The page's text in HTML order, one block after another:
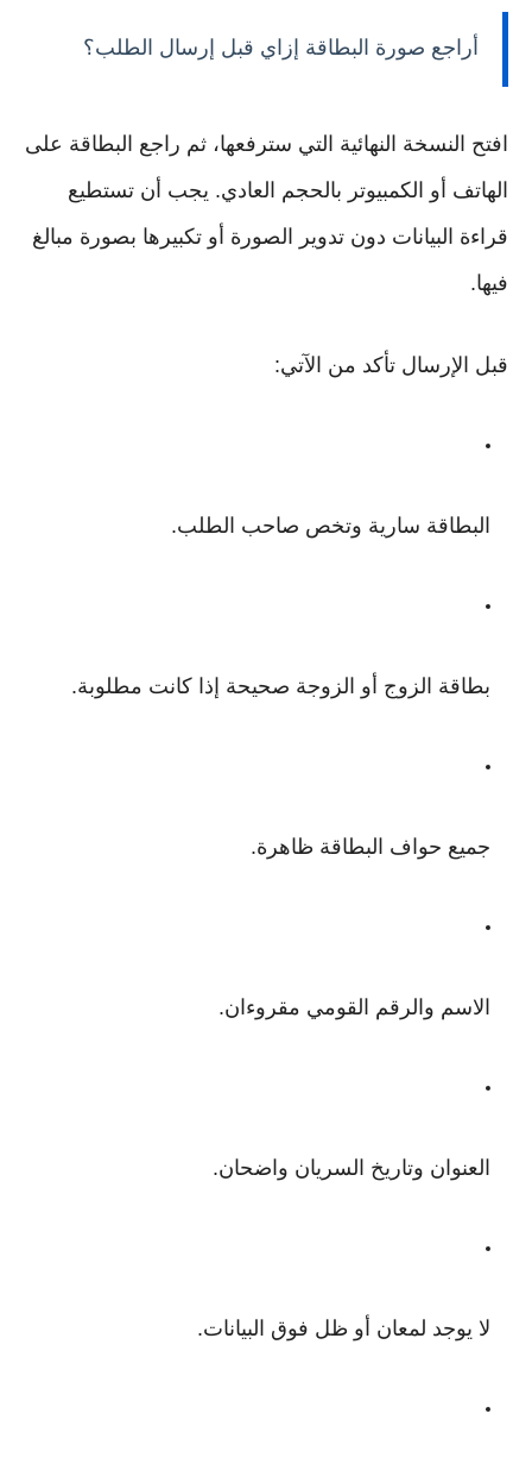
أراجع صورة البطاقة إزاي قبل إرسال الطلب؟
افتح النسخة النهائية التي سترفعها، ثم راجع البطاقة على
الهاتف أو الكمبيوتر بالحجم العادي. يجب أن تستطيع
قراءة البيانات دون تدوير الصورة أو تكبيرها بصورة مبالغ
فيها.
قبل الإرسال تأكد من الآتي:
البطاقة سارية وتخص صاحب الطلب.
بطاقة الزوج أو الزوجة صحيحة إذا كانت مطلوبة.
جميع حواف البطاقة ظاهرة.
الاسم والرقم القومي مقروءان.
العنوان وتاريخ السريان واضحان.
لا يوجد لمعان أو ظل فوق البيانات.